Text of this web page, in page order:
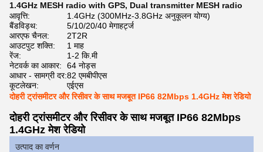
1.4GHz MESH radio with GPS, Dual transmitter MESH radio
आवृत्ति:
1.4GHz (300MHz-3.8GHz अनुकूलन योग्य)
बैंडविड्थ:
5/10/20/40 मेगाहर्ट्ज
आरएफ चैनल:
2T2R
आउटपुट शक्ति:
1 माह
रेंज:
1-2 कि.मी
नेटवर्क का आकार:
64 नोड्स
आधार - सामग्री दर:82 एमबीपीएस
कूटलेखन:
एईएस
दोहरी ट्रांसमीटर और रिसीवर के साथ मजबूत IP66 82Mbps 1.4GHz मेश रेडियो
दोहरी ट्रांसमीटर और रिसीवर के साथ मजबूत IP66 82Mbps
1.4GHz मेश रेडियो
उत्पाद का वर्णन